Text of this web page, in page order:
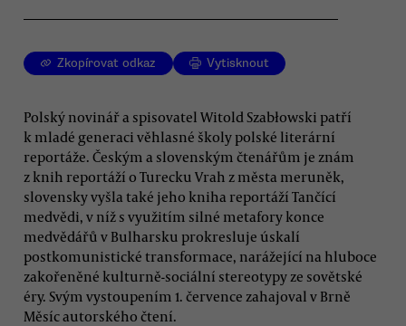
Zkopírovat odkaz Vytisknout
Polský novinář a spisovatel Witold Szabłowski patří
k mladé generaci věhlasné školy polské literární
reportáže. Českým a slovenským čtenářům je znám
z knih reportáží o Turecku Vrah z města meruněk,
slovensky vyšla také jeho kniha reportáží Tančící
medvědi, v níž s využitím silné metafory konce
medvědářů v Bulharsku prokresluje úskalí
postkomunistické transformace, narážející na hluboce
zakořeněné kulturně-sociální stereotypy ze sovětské
éry. Svým vystoupením 1. července zahajoval v Brně
Měsíc autorského čtení.